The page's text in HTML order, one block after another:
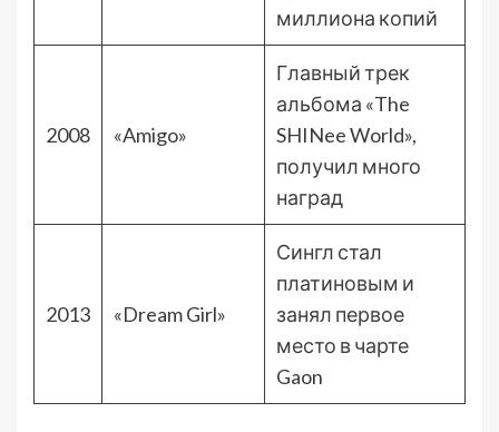
миллиона копий
2008 «Amigo»
Главный трек
альбома «The
SHINee World»,
получил много
наград
2013 «Dream Girl»
Сингл стал
платиновым и
занял первое
место в чарте
Gaon